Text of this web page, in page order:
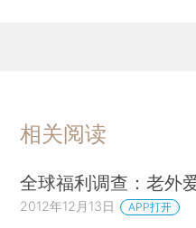
相关阅读
全球福利调查：老外
2012年12月13日 APP打开